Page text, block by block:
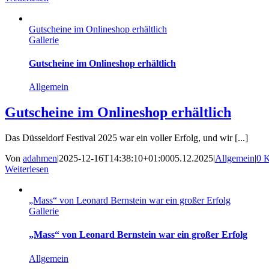
Gutscheine im Onlineshop erhältlich
Gallerie
Gutscheine im Onlineshop erhältlich
Allgemein
Gutscheine im Onlineshop erhältlich
Das Düsseldorf Festival 2025 war ein voller Erfolg, und wir [...]
Von adahmen|2025-12-16T14:38:10+01:0005.12.2025|Allgemein|0
Weiterlesen
„Mass“ von Leonard Bernstein war ein großer Erfolg
Gallerie
„Mass“ von Leonard Bernstein war ein großer Erfolg
Allgemein